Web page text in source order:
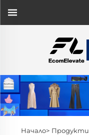
Начало> Продукти